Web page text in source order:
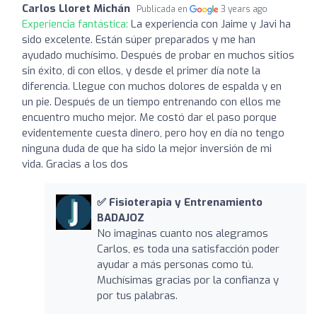
Carlos Lloret Michán Publicada en 3 years ago
Experiencia fantástica: La experiencia con Jaime y Javi ha
sido excelente. Están súper preparados y me han
ayudado muchísimo. Después de probar en muchos sitios
sin éxito, di con ellos, y desde el primer día note la
diferencia. Llegue con muchos dolores de espalda y en
un pie. Después de un tiempo entrenando con ellos me
encuentro mucho mejor. Me costó dar el paso porque
evidentemente cuesta dinero, pero hoy en día no tengo
ninguna duda de que ha sido la mejor inversión de mi
vida. Gracias a los dos
✅ Fisioterapia y Entrenamiento
BADAJOZ
No imaginas cuanto nos alegramos
Carlos, es toda una satisfacción poder
ayudar a más personas como tú.
Muchísimas gracias por la confianza y
por tus palabras.